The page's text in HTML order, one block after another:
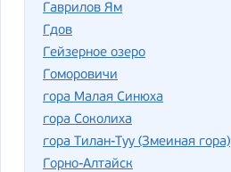
Гаврилов Ям
Гдов
Гейзерное озеро
Гоморовичи
гора Малая Синюха
гора Соколиха
гора Тилан-Туу (Змеиная гора)
Горно-Алтайск